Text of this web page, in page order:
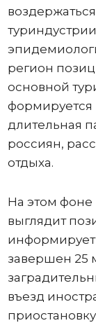
регион
основной
формируется
длительная
россиян,
отдыха.
На этом фоне
выглядит
информирует
завершен 25
въезд